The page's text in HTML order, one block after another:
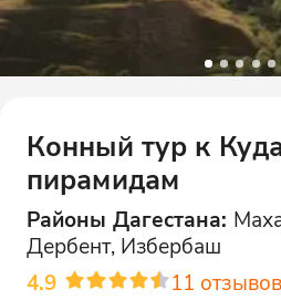
Конный тур к
пирамидам
Районы Дагестана:
Дербент, Избербаш
4.9
11 отзывов